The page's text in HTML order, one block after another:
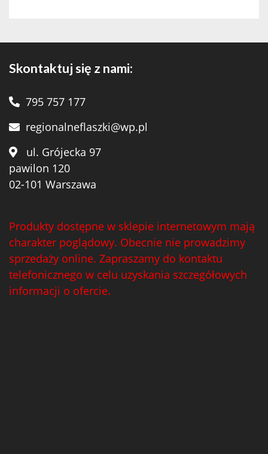
Skontaktuj się z nami:
795 757 177
regionalneflaszki@wp.pl
ul. Grójecka 97
pawilon 120
02-101 Warszawa
Produkty dostępne w sklepie internetowym mają
charakter poglądowy. Obecnie nie prowadzimy
sprzedaży online. Zapraszamy do kontaktu
telefonicznego w celu uzyskania szczegółowych
informacji o ofercie.